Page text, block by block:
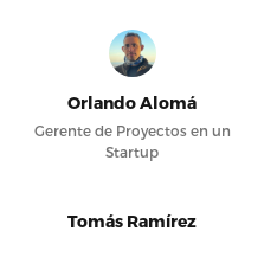
Orlando Alomá
Gerente de Proyectos en un
Startup
Tomás Ramírez